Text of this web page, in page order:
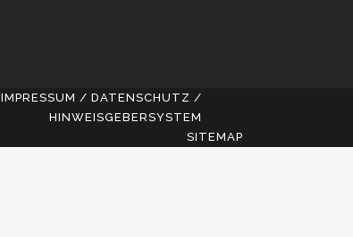
IMPRESSUM / DATENSCHUTZ /
HINWEISGEBERSYSTEM
SITEMAP